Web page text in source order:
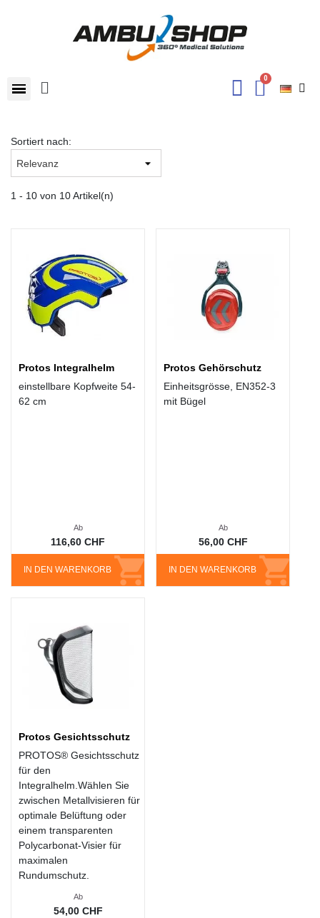
Sortiert nach:
1 - 10 von 10 Artikel(n)
Protos Integralhelm
einstellbare Kopfweite 54-
62 cm
IN DEN WARENKORB
Ab
116,60 CHF
Protos Gehörschutz
Einheitsgrösse, EN352-3
mit Bügel
IN DEN WARENKORB
Ab
56,00 CHF
Protos Gesichtsschutz
PROTOS® Gesichtsschutz
für den
Integralhelm.Wählen Sie
zwischen Metallvisieren für
optimale Belüftung oder
einem transparenten
Polycarbonat-Visier für
maximalen
Rundumschutz.
Ab
54,00 CHF